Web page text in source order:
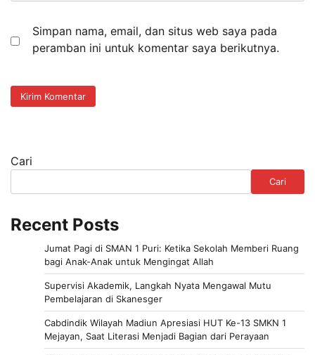
Simpan nama, email, dan situs web saya pada
peramban ini untuk komentar saya berikutnya.
Cari
Cari
Recent Posts
Jumat Pagi di SMAN 1 Puri: Ketika Sekolah Memberi Ruang
bagi Anak-Anak untuk Mengingat Allah
Supervisi Akademik, Langkah Nyata Mengawal Mutu
Pembelajaran di Skanesger
Cabdindik Wilayah Madiun Apresiasi HUT Ke-13 SMKN 1
Mejayan, Saat Literasi Menjadi Bagian dari Perayaan